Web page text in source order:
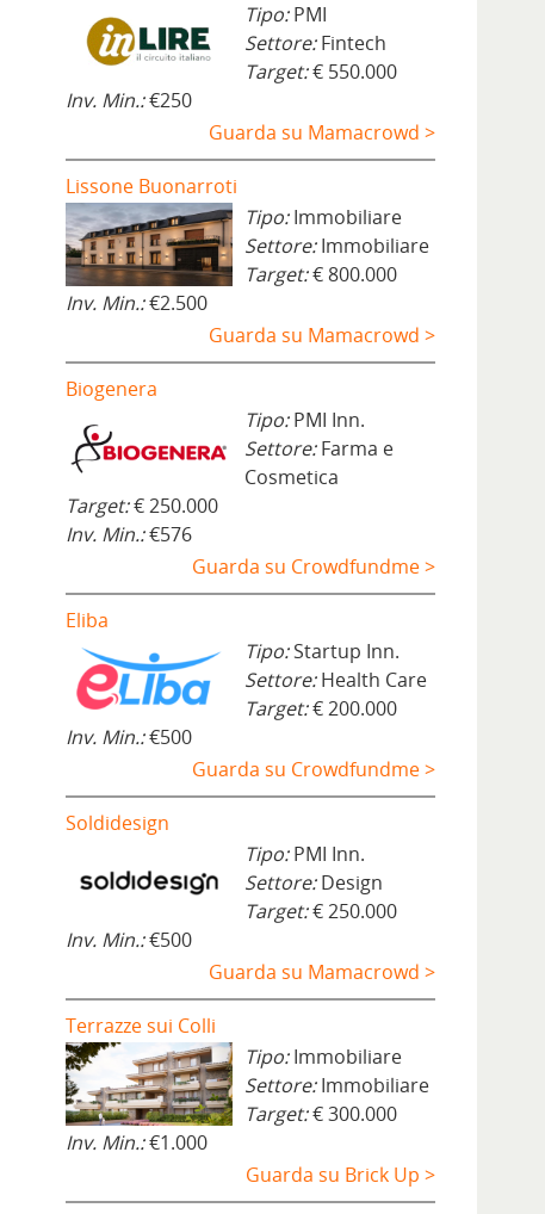
Tipo:PMI
Settore:Fintech
Target:€ 550.000
Inv. Min.:€250
Guarda su Mamacrowd >
Lissone Buonarroti
Tipo:Immobiliare
Settore:Immobiliare
Target:€ 800.000
Inv. Min.:€2.500
Guarda su Mamacrowd >
Biogenera
Tipo:PMI Inn.
Settore:Farma e
Cosmetica
Target:€ 250.000
Inv. Min.:€576
Guarda su Crowdfundme >
Eliba
Tipo:Startup Inn.
Settore:Health Care
Target:€ 200.000
Inv. Min.:€500
Guarda su Crowdfundme >
Soldidesign
Tipo:PMI Inn.
Settore:Design
Target:€ 250.000
Inv. Min.:€500
Guarda su Mamacrowd >
Terrazze sui Colli
Tipo:Immobiliare
Settore:Immobiliare
Target:€ 300.000
Inv. Min.:€1.000
Guarda su Brick Up >